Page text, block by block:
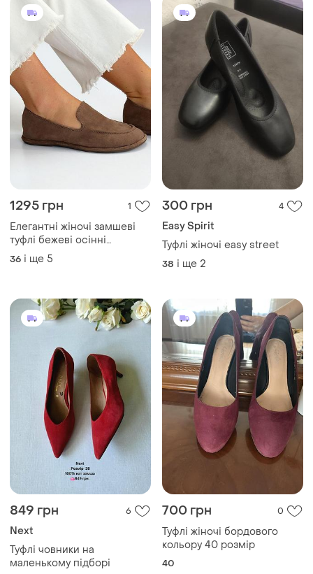
1295 грн 1
Елегантні жіночі замшеві
туфлі бежеві осінні
300 грн
Easy Spirit
Туфлі жіночі easy street
38
849 грн 6
Туфлі човники на
маленькому підборі
38
700 грн
Туфлі жіночі бордового
кольору 40 розмір
Завантажуйте додаток